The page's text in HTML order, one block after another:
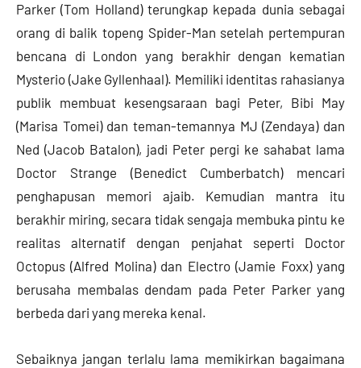
Parker (Tom Holland) terungkap kepada dunia sebagai
orang di balik topeng Spider-Man setelah pertempuran
bencana di London yang berakhir dengan kematian
Mysterio (Jake Gyllenhaal). Memiliki identitas rahasianya
publik membuat kesengsaraan bagi Peter, Bibi May
(Marisa Tomei) dan teman-temannya MJ (Zendaya) dan
Ned (Jacob Batalon), jadi Peter pergi ke sahabat lama
Doctor Strange (Benedict Cumberbatch) mencari
penghapusan memori ajaib. Kemudian mantra itu
berakhir miring, secara tidak sengaja membuka pintu ke
realitas alternatif dengan penjahat seperti Doctor
Octopus (Alfred Molina) dan Electro (Jamie Foxx) yang
berusaha membalas dendam pada Peter Parker yang
berbeda dari yang mereka kenal.
Sebaiknya jangan terlalu lama memikirkan bagaimana